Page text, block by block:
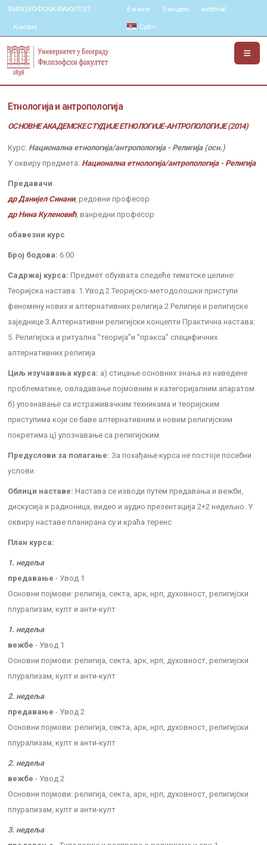
ФИЛОЗОФСКИ ФАКУЛТЕТ
Контакт
Е-налог Е-индекс webmail
Срб
Етнологија и антропологија
ОСНОВНЕ АКАДЕМСКЕ СТУДИЈЕ ЕТНОЛОГИЈЕ-АНТРОПОЛОГИЈЕ (2014)
Курс: Национална етнологија/антропологија - Религија (осн.)
У оквиру предмета: Национална етнологија/антропологија - Религија
Предавачи
др Данијел Синани, редовни професор
др Нина Куленовић, ванредни професор
обавезни курс
Број бодова: 6.00
Садржај курса: Предмет обухвата следеће тематске целине:
Теоријска настава: 1.Увод 2.Теоријско-методолошки приступи
феномену нових и алтернативних религија 2.Религије и религијске
заједнице 3.Алтернативни религијски концепти Практична настава:
5. Религијска и ритуална ’’теорија’’и ’’пракса’’ специфичних
алтернативних религија
Циљ изучавања курса: а) стицање основних знања из наведене
проблематике, овладавање појмовним и категоријалним апаратом
б) упознавање са истраживачким техникама и теоријским
приступима који се баве алтернативним и новим религијским
покретима ц) упознавање са религијским
Предуслови за полагање: За похађање курса не постоје посебни
услови
Облици наставе: Настава се изводи путем предавања и вежби,
дискусија и радионица, видео и аудио презентација 2+2 недељно. У
оквиру наставе планирана су и краћа теренс
План курса:
1. недеља
предавање - Увод 1
Основни појмови: религија, секта, арк, нрп, духовност, религијски
плурализам, култ и анти-култ
1. недеља
вежбе - Увод 1
Основни појмови: религија, секта, арк, нрп, духовност, религијски
плурализам, култ и анти-култ
2. недеља
предавање - Увод 2
Основни појмови: религија, секта, арк, нрп, духовност, религијски
плурализам, култ и анти-култ
2. недеља
вежбе - Увод 2
Основни појмови: религија, секта, арк, нрп, духовност, религијски
плурализам, култ и анти-култ
3. недеља